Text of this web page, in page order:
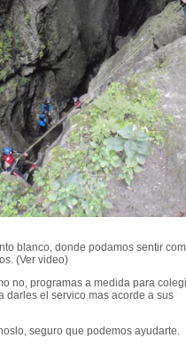
blanco, donde podamos sentir
(Ver video)
no, programas a medida para
darles el servico mas acorde a sus
seguro que podemos ayudarte.